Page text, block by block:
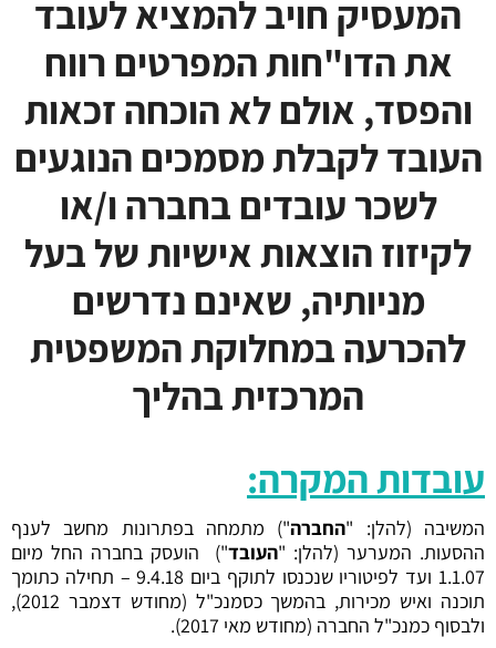
המעסיק חויב להמציא לעובד
את הדו"חות המפרטים רווח
והפסד, אולם לא הוכחה זכאות
העובד לקבלת מסמכים הנוגעים
לשכר עובדים בחברה ו/או
לקיזוז הוצאות אישיות של בעל
מניותיה, שאינם נדרשים
להכרעה במחלוקת המשפטית
המרכזית בהליך
עובדות המקרה:
המשיבה (להלן: "החברה") מתמחה בפתרונות מחשב לענף
ההסעות. המערער (להלן: "העובד") הועסק בחברה החל מיום
1.1.07 ועד לפיטוריו שנכנסו לתוקף ביום 9.4.18 – תחילה כתומך
תוכנה ואיש מכירות, בהמשך כסמנכ"ל (מחודש דצמבר 2012),
ולבסוף כמנכ"ל החברה (מחודש מאי 2017).